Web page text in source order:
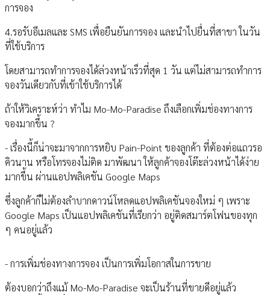
การจอง
4.รอรับอีเมลและ SMS เพื่อยืนยันการจอง และนำไปยื่นที่สาขา ในวัน
ที่ใช้บริการ
โดยสามารถทำการจองได้ล่วงหน้าเร็วที่สุด 1 วัน แต่ไม่สามารถทำการ
จองวันเดียวกับที่เข้าใช้บริการได้
ถ้าให้วิเคราะห์ว่า ทำไม Mo-Mo-Paradise ถึงเลือกเพิ่มช่องทางการ
จองมากขึ้น ?
- เรื่องนี้ก็น่าจะมาจากการหยิบ Pain-Point ของลูกค้า ที่ต้องต่อแถวรอ
คิวนาน หรือโทรจองไม่ติด มาพัฒนา ให้ลูกค้าจองโต๊ะล่วงหน้าได้ง่าย
มากขึ้น ผ่านแอปพลิเคชัน Google Maps
ซึ่งลูกค้าก็ไม่ต้องลำบากดาวน์โหลดแอปพลิเคชันจองใหม่ ๆ เพราะ
Google Maps เป็นแอปพลิเคชันที่เรียกว่า อยู่ติดสมาร์ตโฟนของทุก
ๆ คนอยู่แล้ว
- การเพิ่มช่องทางการจอง เป็นการเพิ่มโอกาสในการขาย
ต้องบอกว่าถึงแม้ Mo-Mo-Paradise จะเป็นร้านที่ขายดีอยู่แล้ว